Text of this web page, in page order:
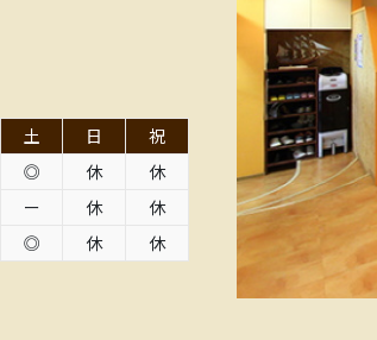
土 日
祝
◎ 休
休
ー 休
休
◎ 休 休